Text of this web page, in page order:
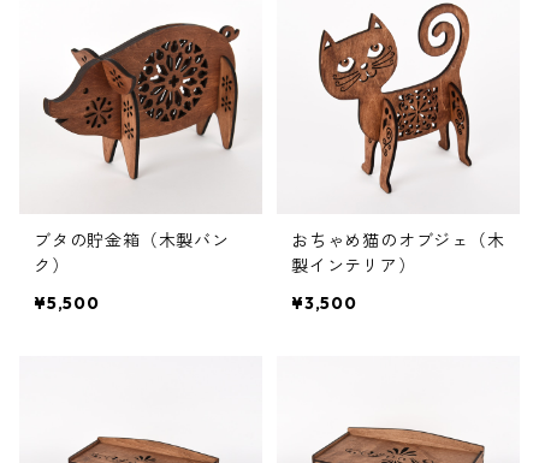
ブタの貯金箱（木製バン
ク）
¥5,500
おちゃめ猫のオブジェ（木
製インテリア）
¥3,500